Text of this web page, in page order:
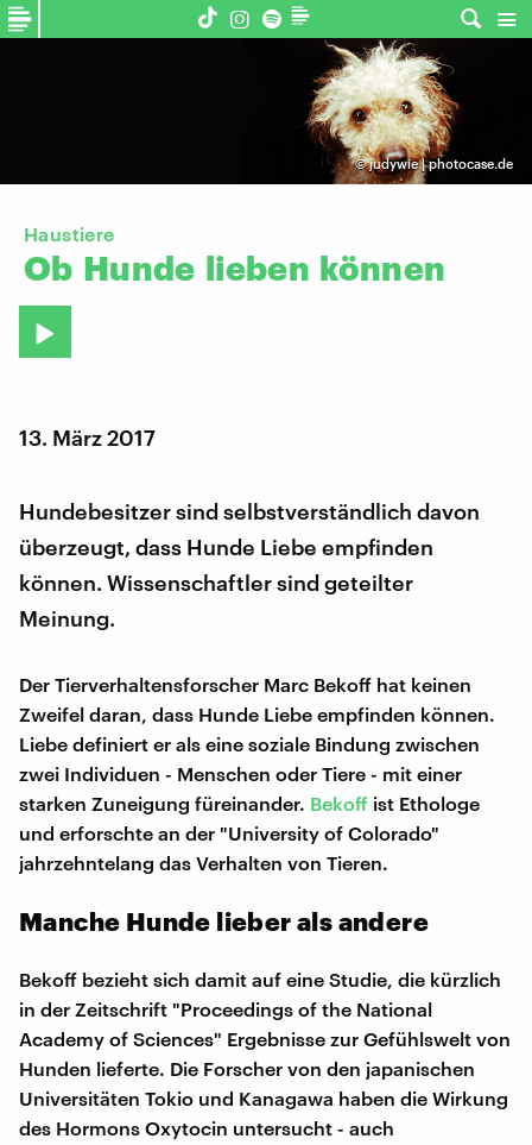
©judywie | photocase.de
Haustiere
Ob Hunde lieben können
13. März 2017
Hundebesitzer sind selbstverständlich davon
überzeugt, dass Hunde Liebe empfinden
können. Wissenschaftler sind geteilter
Meinung.
Der Tierverhaltensforscher Marc Bekoff hat keinen
Zweifel daran, dass Hunde Liebe empfinden können.
Liebe definiert er als eine soziale Bindung zwischen
zwei Individuen - Menschen oder Tiere - mit einer
starken Zuneigung füreinander. Bekoff ist Ethologe
und erforschte an der "University of Colorado"
jahrzehntelang das Verhalten von Tieren.
Manche Hunde lieber als andere
Bekoff bezieht sich damit auf eine Studie, die kürzlich
in der Zeitschrift "Proceedings of the National
Academy of Sciences" Ergebnisse zur Gefühlswelt von
Hunden lieferte. Die Forscher von den japanischen
Universitäten Tokio und Kanagawa haben die Wirkung
des Hormons Oxytocin untersucht - auch